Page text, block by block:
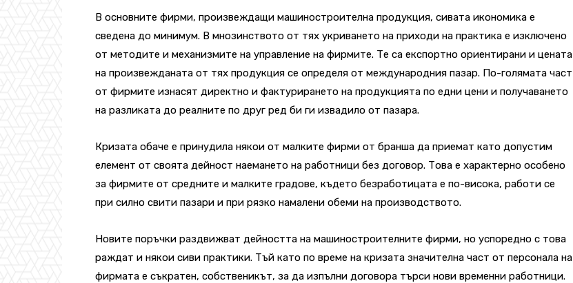
В основните фирми, произвеждащи машиностроителна продукция, сивата икономика е
сведена до минимум. В мнозинството от тях укриването на приходи на практика е изключено
от методите и механизмите на управление на фирмите. Те са експортно ориентирани и цената
на произвежданата от тях продукция се определя от международния пазар. По-голямата част
от фирмите изнасят директно и фактурирането на продукцията по едни цени и получаването
на разликата до реалните по друг ред би ги извадило от пазара.
Кризата обаче е принудила някои от малките фирми от бранша да приемат като допустим
елемент от своята дейност наемането на работници без договор. Това е характерно особено
за фирмите от средните и малките градове, където безработицата е по-висока, работи се
при силно свити пазари и при рязко намалени обеми на производството.
Новите поръчки раздвижват дейността на машиностроителните фирми, но успоредно с това
раждат и някои сиви практики. Тъй като по време на кризата значителна част от персонала на
фирмата е съкратен, собственикът, за да изпълни договора търси нови временни работници.